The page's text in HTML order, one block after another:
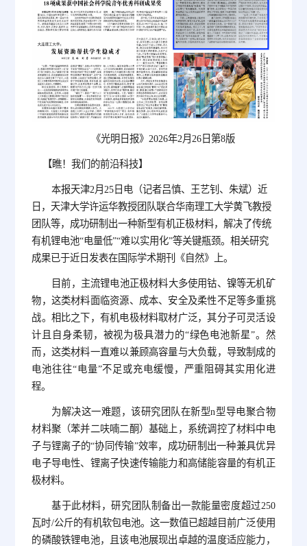
《光明日报》2026年2月26日第8版
【瞧！我们的前沿科技】
本报天津2月25日电（记者吕慎、王艺钊、朱斌）近
日，天津大学许运华教授团队联合华南理工大学黄飞教授
团队等，成功研制出一种新型有机正极材料，解决了传统
有机锂电池“电量低”“难以实用化”等关键瓶颈。相关研究
成果已于近日发表在国际学术期刊《自然》上。
目前，主流锂电池正极材料大多使用钴、镍等无机矿
物，这类材料面临资源、成本、安全及柔性不足等多重挑
战。相比之下，有机电极材料取材广泛，其分子可灵活设
计且自身柔韧，被视为极具潜力的“绿色电池新星”。然
而，这类材料一直难以兼顾高容量与大负载，导致制成的
电池往往“电量”不足或充电缓慢，严重阻碍其实用化进
程。
为解决这一难题，该研究团队在新型n型导电聚合物
材料聚（苯并二呋喃二酮）基础上，系统调控了材料中电
子与锂离子的“协同传输”效率，成功研制出一种兼具优异
电子导电性、锂离子快速传输能力和高储能容量的有机正
极材料。
基于此材料，研究团队制备出一款能量密度超过250
瓦时/公斤的有机软包电池。这一数值已超越目前广泛使用
的磷酸铁锂电池，且该电池展现出卓越的温度适应能力，